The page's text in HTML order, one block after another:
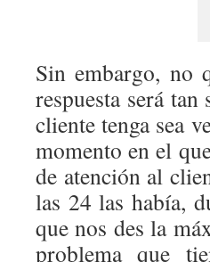
Sin embargo, no
respuesta será
cliente tenga sea
momento en el
de atención al
las 24 las había,
que nos des la
problema que